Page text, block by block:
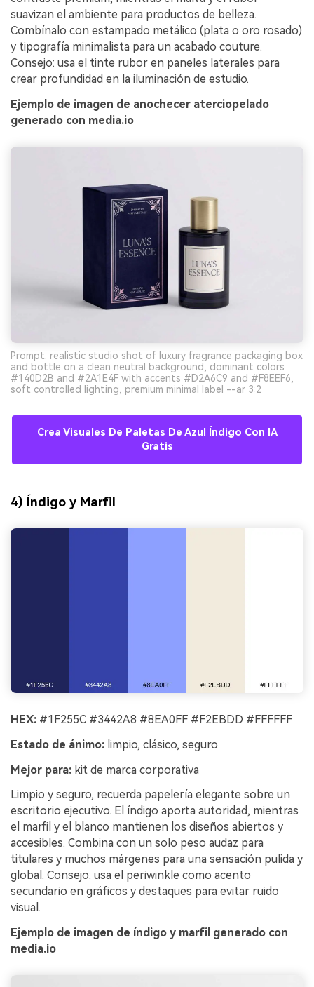
suavizan el ambiente para productos de belleza.
Combínalo con estampado metálico (plata o oro rosado)
y tipografía minimalista para un acabado couture.
Consejo: usa el tinte rubor en paneles laterales para
crear profundidad en la iluminación de estudio.
Ejemplo de imagen de anochecer aterciopelado
generado con media.io
Prompt: realistic studio shot of luxury fragrance packaging box
and bottle on a clean neutral background, dominant colors
#140D2B and #2A1E4F with accents #D2A6C9 and #F8EEF6,
soft controlled lighting, premium minimal label --ar 3:2
Crea Visuales De Paletas De Azul Índigo Con IA
Gratis
4) Índigo y Marfil
HEX: #1F255C #3442A8 #8EA0FF #F2EBDD #FFFFFF
Estado de ánimo: limpio, clásico, seguro
Mejor para: kit de marca corporativa
Limpio y seguro, recuerda papelería elegante sobre un
escritorio ejecutivo. El índigo aporta autoridad, mientras
el marfil y el blanco mantienen los diseños abiertos y
accesibles. Combina con un solo peso audaz para
titulares y muchos márgenes para una sensación pulida y
global. Consejo: usa el periwinkle como acento
secundario en gráficos y destaques para evitar ruido
visual.
Ejemplo de imagen de índigo y marfil generado con
media.io